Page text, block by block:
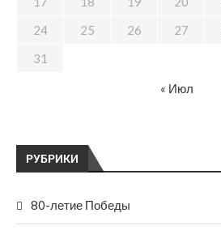
РУБРИКИ
80-летие Победы
24
25 26 27
31
« Июл